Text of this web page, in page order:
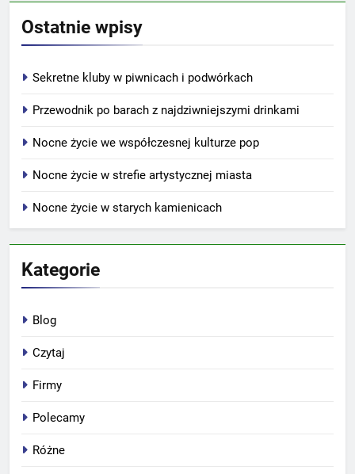
Ostatnie wpisy
Sekretne kluby w piwnicach i podwórkach
Przewodnik po barach z najdziwniejszymi drinkami
Nocne życie we współczesnej kulturze pop
Nocne życie w strefie artystycznej miasta
Nocne życie w starych kamienicach
Kategorie
Blog
Czytaj
Firmy
Polecamy
Różne